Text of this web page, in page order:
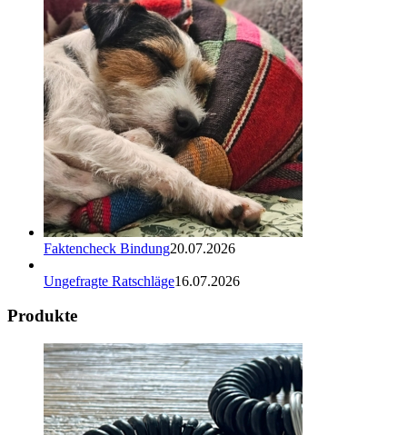
Faktencheck Bindung20.07.2026
Ungefragte Ratschläge16.07.2026
Produkte